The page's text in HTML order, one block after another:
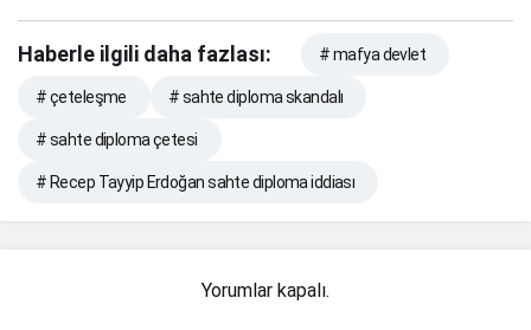
Haberle ilgili daha fazlası: # mafya devlet
# çeteleşme # sahte diploma skandalı
# sahte diploma çetesi
# Recep Tayyip Erdoğan sahte diploma iddiası
Yorumlar kapalı.